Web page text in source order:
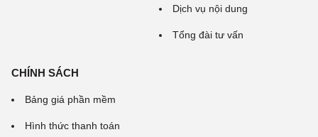
Dịch vụ nội dung
Tổng đài tư vấn
CHÍNH SÁCH
Bảng giá phần mềm
Hình thức thanh toán